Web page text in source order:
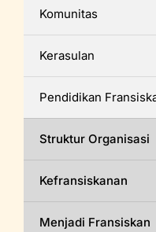
Komunitas
Kerasulan
Pendidikan
Struktur Organisasi
Kefransiskanan
Menjadi Fransiskan